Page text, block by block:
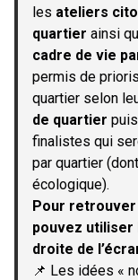
les ateliers
quartier ainsi
cadre de vie
permis de
quartier selon
de quartier
finalistes qui
par quartier
écologique).
Pour retrouver
pouvez utiliser
droite de
📌 Les idées «